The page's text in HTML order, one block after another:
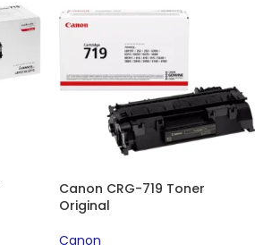
Canon CRG-719 Toner
Original
Canon